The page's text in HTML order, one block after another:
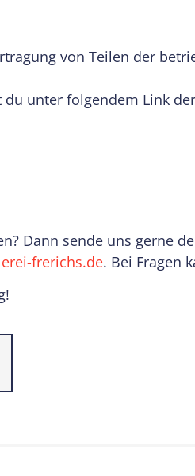
von Teilen der
unter folgendem Link
Dann sende uns gerne
frerichs.de. Bei Fragen